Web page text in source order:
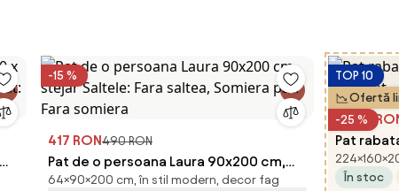
-15 %
417 RON490 RON
Pat de o persoana Laura 90x200 cm,
stejar Saltele: Fara saltea, Somiera pat:
64×90×200 cm, în stil modern, decor fag
TOP 10
Ofertă
-25 %
4.769
Pat
- alb mat
În stoc